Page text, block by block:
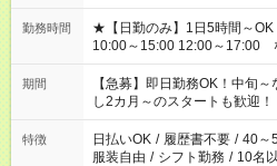
勤務時間
★【日勤のみ】1日5時間～OK！ ≪シフト例≫ 9:00～
10:00～15:00 12:00～17:00
期間
【急募】即日勤務OK！中旬
し2カ月～のスタートも歓迎！
特徴 日払いOK / 履歴書不要 / 40～
服装自由 / シフト勤務 / 10名